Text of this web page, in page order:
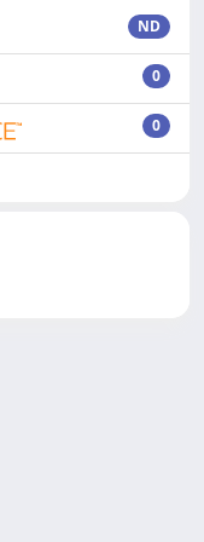
ND
0
0